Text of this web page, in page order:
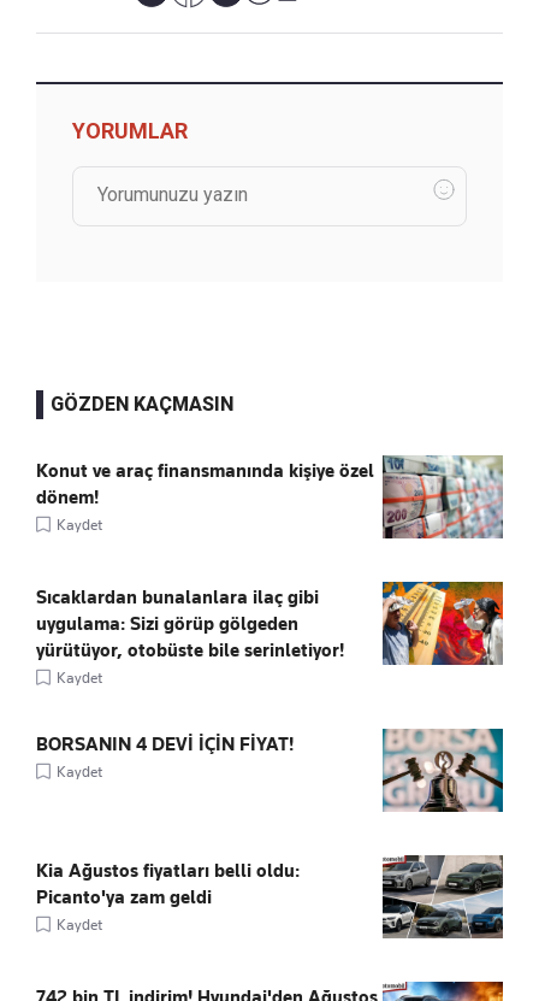
YORUMLAR
GÖZDEN KAÇMASIN
Konut ve araç finansmanında kişiye özel
dönem!
Kaydet
Sıcaklardan bunalanlara ilaç gibi
uygulama: Sizi görüp gölgeden
yürütüyor, otobüste bile serinletiyor!
Kaydet
BORSANIN 4 DEVİ İÇİN FİYAT!
Kaydet
Kia Ağustos fiyatları belli oldu:
Picanto'ya zam geldi
Kaydet